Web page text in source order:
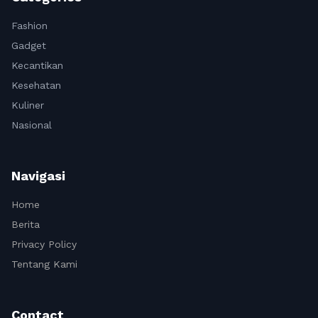
Fashion
Gadget
Kecantikan
Kesehatan
Kuliner
Nasional
Navigasi
Home
Berita
Privacy Policy
Tentang Kami
Contact